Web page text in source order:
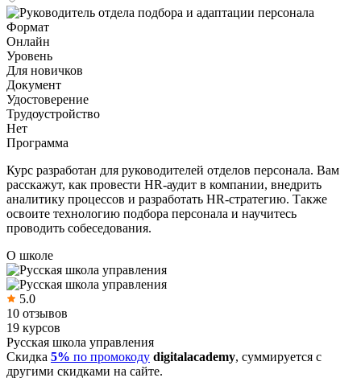
Формат
Онлайн
Уровень
Для новичков
Документ
Удостоверение
Трудоустройство
Нет
Программа
Курс разработан для руководителей отделов персонала. Вам
расскажут, как провести HR-аудит в компании, внедрить
аналитику процессов и разработать HR-стратегию. Также
освоите технологию подбора персонала и научитесь
проводить собеседования.
О школе
5.0
10 отзывов
19 курсов
Русская школа управления
Скидка 5% по промокоду digitalacademy, суммируется с
другими скидками на сайте.